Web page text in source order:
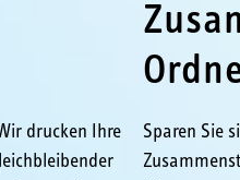
drucken Ihre
Sparen Sie